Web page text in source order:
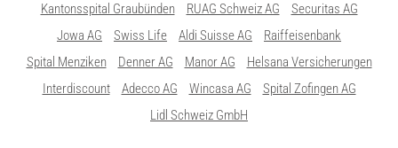
Kantonsspital Graubünden
RUAG Schweiz AG
Securitas AG
Jowa AG
Swiss Life Aldi Suisse AG
Raiffeisenbank
Spital Menziken
Denner AG Manor AG
Helsana Versicherungen
Interdiscount
Adecco AG Wincasa AG
Spital Zofingen AG
Lidl Schweiz GmbH